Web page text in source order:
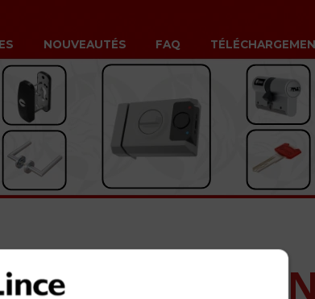
NOUVEAUTÉS FAQ